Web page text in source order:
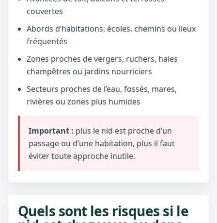
couvertes
Abords d’habitations, écoles, chemins ou lieux
fréquentés
Zones proches de vergers, ruchers, haies
champêtres ou jardins nourriciers
Secteurs proches de l’eau, fossés, mares,
rivières ou zones plus humides
Important : plus le nid est proche d’un
passage ou d’une habitation, plus il faut
éviter toute approche inutile.
Quels sont les risques si le